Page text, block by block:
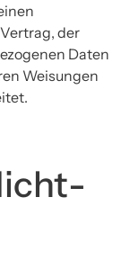
der
Daten
Weisungen